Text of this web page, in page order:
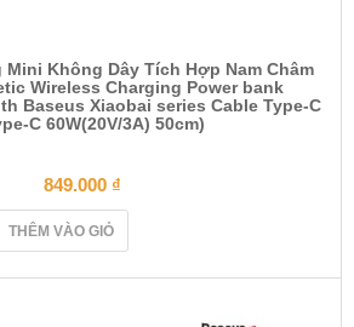
Mini Không Dây Tích Hợp Nam Châm
Wireless Charging Power bank
Baseus Xiaobai series Cable Type-C
C 60W(20V/3A) 50cm)
849.000 ₫
THÊM VÀO GIỎ